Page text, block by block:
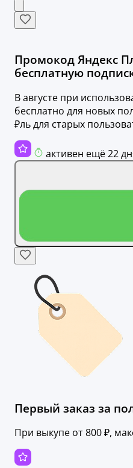
Промокод Яндекс
бесплатную
В августе при
бесплатно для новых
₽ль для старых
активен ещё 22
Первый заказ за
При выкупе от 800 ₽,